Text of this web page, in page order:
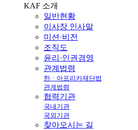
KAF 소개
일반현황
이사장 인사말
미션·비전
조직도
윤리·인권경영
관계법령
한ㆍ아프리카재단법
관계법령
협력기관
국내기관
국외기관
찾아오시는 길